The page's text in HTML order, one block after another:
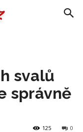
svalů
správně
0
125